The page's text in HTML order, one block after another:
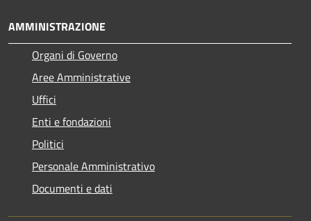
AMMINISTRAZIONE
Organi di Governo
Aree Amministrative
Uffici
Enti e fondazioni
Politici
Personale Amministrativo
Documenti e dati